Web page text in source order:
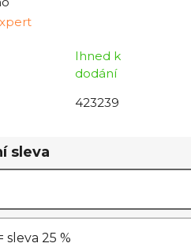
Ihned k
dodání
423239
sleva
sleva 25 %